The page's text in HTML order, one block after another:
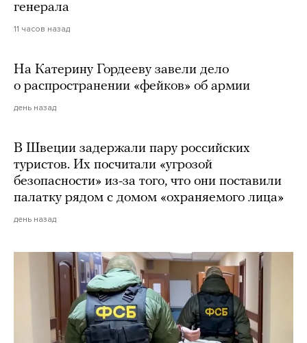
генерала
11 часов назад
На Катерину Гордееву завели дело
о распространении «фейков» об армии
день назад
В Швеции задержали пару российских
туристов. Их посчитали «угрозой
безопасности» из-за того, что они поставили
палатку рядом с домом «охраняемого лица»
день назад